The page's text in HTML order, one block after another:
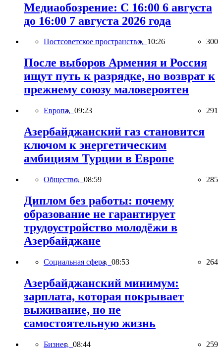
Медиаобозрение: С 16:00 6 августа
до 16:00 7 августа 2026 года
Постсоветское пространство, 10:26 300
После выборов Армения и Россия
ищут путь к разрядке, но возврат к
прежнему союзу маловероятен
Европа, 09:23 291
Азербайджанский газ становится
ключом к энергетическим
амбициям Турции в Европе
Общество, 08:59 285
Диплом без работы: почему
образование не гарантирует
трудоустройство молодёжи в
Азербайджане
Социальная сфера, 08:53 264
Азербайджанский минимум:
зарплата, которая покрывает
выживание, но не
самостоятельную жизнь
Бизнес, 08:44 259